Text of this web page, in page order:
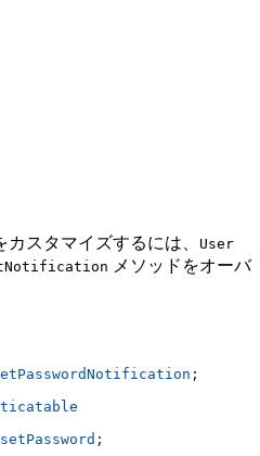
スタマイズするには、 User
メソッドをオーバ
;
;